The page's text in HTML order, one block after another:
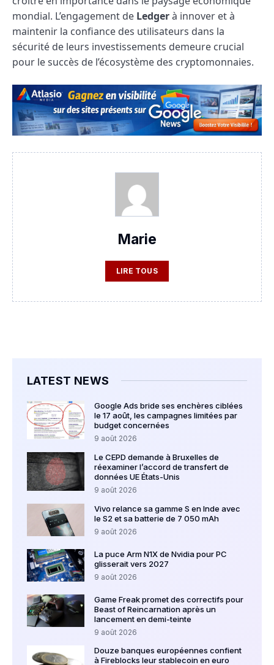
mondial. L’engagement de Ledgerà innover et à
maintenir la confiance des utilisateurs dans la
sécurité de leurs investissements demeure crucial
pour le succès de l’écosystème des cryptomonnaies.
Marie
LIRE TOUS
LATEST NEWS
Google Ads bride ses enchères ciblées
le 17 août, les campagnes limitées par
budget concernées
9 août 2026
Le CEPD demande à Bruxelles de
réexaminer l’accord de transfert de
données UE États-Unis
9 août 2026
Vivo relance sa gamme S en Inde avec
le S2 et sa batterie de 7 050 mAh
9 août 2026
La puce Arm N1X de Nvidia pour PC
glisserait vers 2027
9 août 2026
Game Freak promet des correctifs pour
Beast of Reincarnation après un
lancement en demi-teinte
9 août 2026
Douze banques européennes confient
à Fireblocks leur stablecoin en euro